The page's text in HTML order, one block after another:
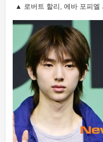
▲ 로버트 할리, 에바 포피엘